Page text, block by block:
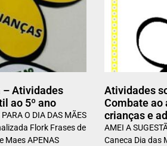
– Atividades
ao 5º ano
O DIA DAS MÃES
Flork Frases de
Maes APENAS
Atividades
Combate ao
crianças e
AMEI A
Caneca Dia das